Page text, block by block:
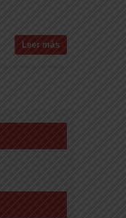
Leer más